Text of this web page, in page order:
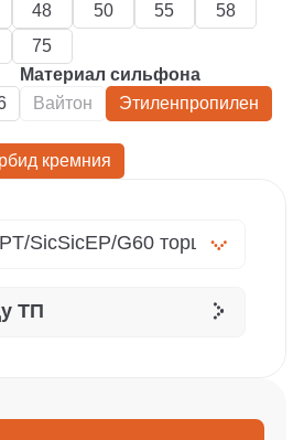
48 50 55
58
75
Материал сильфона
Вайтон
Этиленпропилен
кремния
ТП